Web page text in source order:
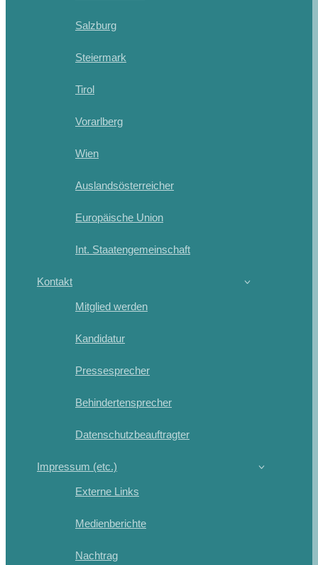
Salzburg
Steiermark
Tirol
Vorarlberg
Wien
Auslandsösterreicher
Europäische Union
Int. Staatengemeinschaft
Kontakt
Mitglied werden
Kandidatur
Pressesprecher
Behindertensprecher
Datenschutzbeauftragter
Impressum (etc.)
Externe Links
Medienberichte
Nachtrag